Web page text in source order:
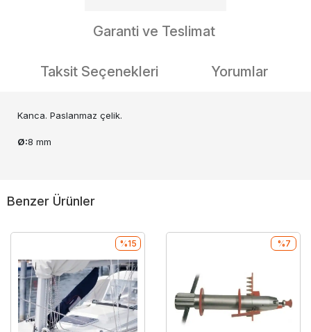
Garanti ve Teslimat
Taksit Seçenekleri Yorumlar
Kanca. Paslanmaz çelik.
Ø:8 mm
Benzer Ürünler
%15 %7